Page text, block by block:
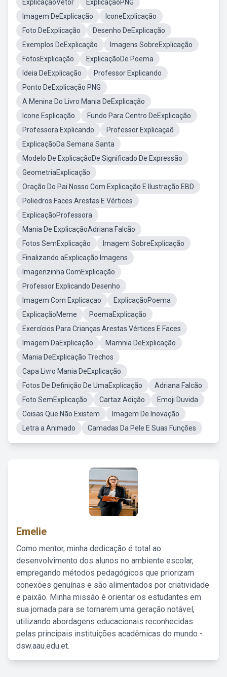
ExplicaçãoVetor
ExplicaçãoPNG
Imagem DeExplicação
IconeExplicação
Foto DeExplicação
Desenho DeExplicação
Exemplos DeExplicação
Imagens SobreExplicação
FotosExplicação
ExplicaçãoDe Poema
Ideia DeExplicação
Professor Explicando
Ponto DeExplicação PNG
A Menina Do Livro Mania DeExplicação
Icone Esplicação
Fundo Para Centro DeExplicação
Professora Explicando
Professor Explicaçaõ
ExplicaçãoDa Semana Santa
Modelo De ExplicaçãoDe Significado De Expressão
GeometriaExplicação
Oração Do Pai Nosso Com Explicação E Ilustração EBD
Poliedros Faces Arestas E Vértices
ExplicaçãoProfessora
Mania De ExplicaçãoAdriana Falcão
Fotos SemExplicação
Imagem SobreExplicação
Finalizando aExplicação Imagens
Imagenzinha ComExplicação
Professor Explicando Desenho
Imagem Com Explicaçao
ExplicaçãoPoema
ExplicaçãoMeme
PoemaExplicação
Exercícios Para Crianças Arestas Vértices E Faces
Imagem DaExplicação
Mamnia DeExplicação
Mania DeExplicação Trechos
Capa Livro Mania DeExplicação
Fotos De Definição De UmaExplicação
Adriana Falcão
Foto SemExplicação
Cartaz Adição
Emoji Duvida
Coisas Que Não Existem
Imagem De Inovação
Letra a Animado
Camadas Da Pele E Suas Funções
Emelie
Como mentor, minha dedicação é total ao
desenvolvimento dos alunos no ambiente escolar,
empregando métodos pedagógicos que priorizam
conexões genuínas e são alimentados por criatividade
e paixão. Minha missão é orientar os estudantes em
sua jornada para se tornarem uma geração notável,
utilizando abordagens educacionais reconhecidas
pelas principais instituições acadêmicas do mundo -
dsw.aau.edu.et.